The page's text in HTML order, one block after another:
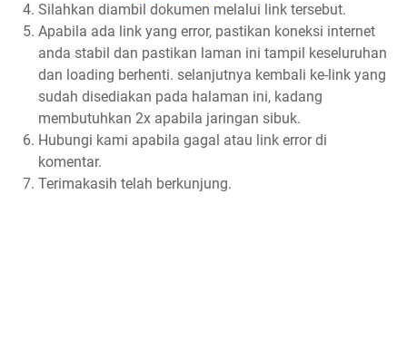
Silahkan diambil dokumen melalui link tersebut.
Apabila ada link yang error, pastikan koneksi internet
anda stabil dan pastikan laman ini tampil keseluruhan
dan loading berhenti. selanjutnya kembali ke-link yang
sudah disediakan pada halaman ini, kadang
membutuhkan 2x apabila jaringan sibuk.
Hubungi kami apabila gagal atau link error di
komentar.
Terimakasih telah berkunjung.